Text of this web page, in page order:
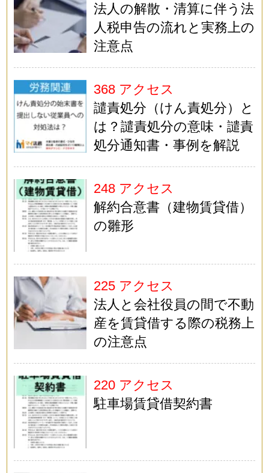
法人の解散・清算に伴う法
人税申告の流れと実務上の
注意点
368 アクセス
譴責処分（けん責処分）と
は？譴責処分の意味・譴責
処分通知書・事例を解説
248 アクセス
解約合意書（建物賃貸借）
の雛形
225 アクセス
法人と会社役員の間で不動
産を賃貸借する際の税務上
の注意点
220 アクセス
駐車場賃貸借契約書